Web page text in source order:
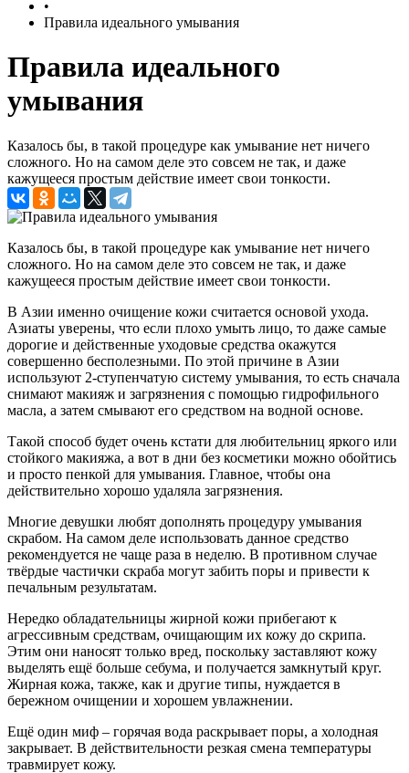
•
Правила идеального умывания
Правила идеального
умывания
Казалось бы, в такой процедуре как умывание нет ничего
сложного. Но на самом деле это совсем не так, и даже
кажущееся простым действие имеет свои тонкости.
Казалось бы, в такой процедуре как умывание нет ничего
сложного. Но на самом деле это совсем не так, и даже
кажущееся простым действие имеет свои тонкости.
В Азии именно очищение кожи считается основой ухода.
Азиаты уверены, что если плохо умыть лицо, то даже самые
дорогие и действенные уходовые средства окажутся
совершенно бесполезными. По этой причине в Азии
используют 2-ступенчатую систему умывания, то есть сначала
снимают макияж и загрязнения с помощью гидрофильного
масла, а затем смывают его средством на водной основе.
Такой способ будет очень кстати для любительниц яркого или
стойкого макияжа, а вот в дни без косметики можно обойтись
и просто пенкой для умывания. Главное, чтобы она
действительно хорошо удаляла загрязнения.
Многие девушки любят дополнять процедуру умывания
скрабом. На самом деле использовать данное средство
рекомендуется не чаще раза в неделю. В противном случае
твёрдые частички скраба могут забить поры и привести к
печальным результатам.
Нередко обладательницы жирной кожи прибегают к
агрессивным средствам, очищающим их кожу до скрипа.
Этим они наносят только вред, поскольку заставляют кожу
выделять ещё больше себума, и получается замкнутый круг.
Жирная кожа, также, как и другие типы, нуждается в
бережном очищении и хорошем увлажнении.
Ещё один миф – горячая вода раскрывает поры, а холодная
закрывает. В действительности резкая смена температуры
травмирует кожу.